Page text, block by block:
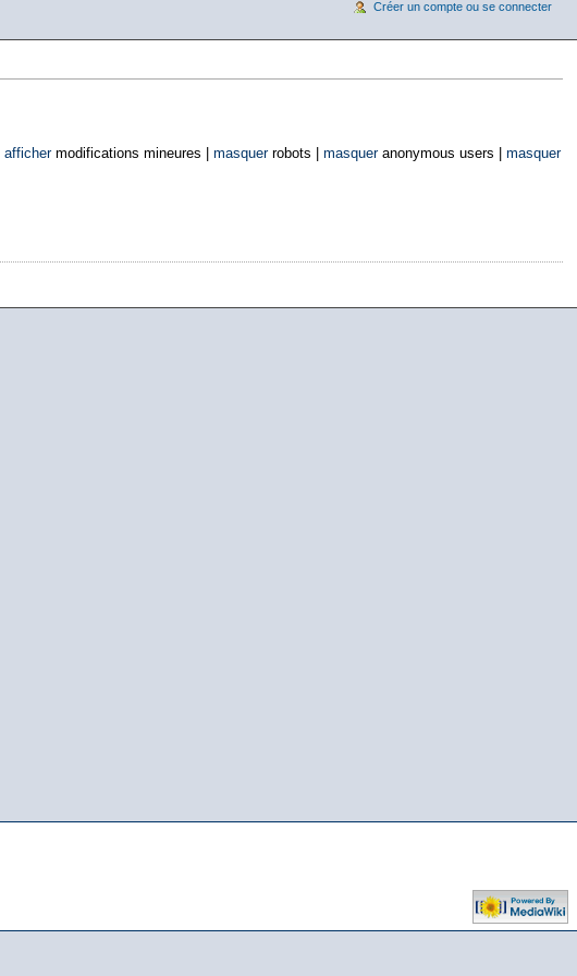
affichermodifications mineures | masquerrobots | masqueranonymous users | masquer
Créer un compte ou se connecter